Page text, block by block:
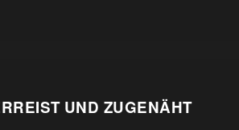
UND ZUGENÄHT